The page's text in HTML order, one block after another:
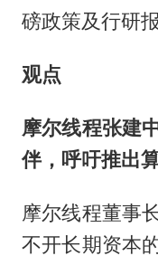
磅政策及行研报
观点
摩尔线程张建
伴，呼吁推出
摩尔线程董事
不开长期资本